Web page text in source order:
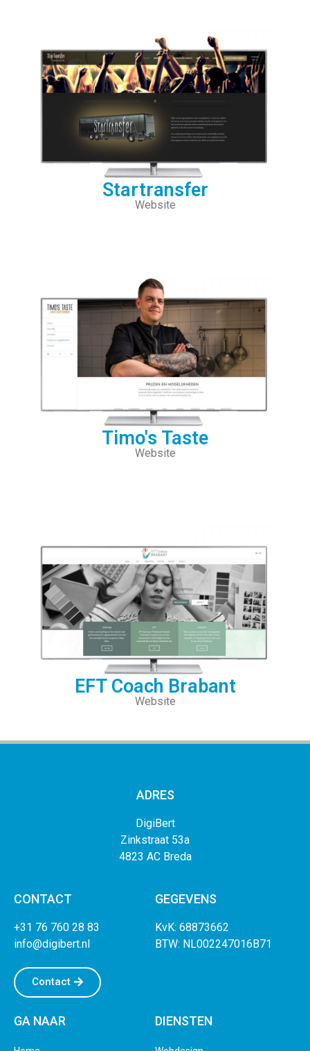
Startransfer
Website
Timo's Taste
Website
EFT Coach Brabant
Website
ADRES
DigiBert
Zinkstraat 53a
4823 AC Breda
CONTACT
+31 76 760 28 83
info@digibert.nl
Contact
GEGEVENS
KvK: 68873662
BTW: NL002247016B71
GA NAAR DIENSTEN